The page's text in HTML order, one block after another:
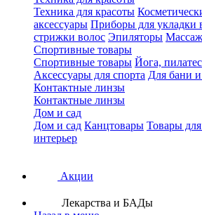
Техника для красоты
аксессуары Приборы для укладки
стрижки волос Эпиляторы
Спортивные товары
Спортивные товары Йога, пилатес
Аксессуары для спорта Для бани
Контактные линзы
Контактные линзы
Дом и сад
Дом и сад Канцтовары Товары
интерьер
Акции
Лекарства и БАДы